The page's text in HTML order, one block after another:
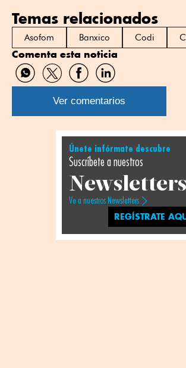
Temas relacionados
Asofom Banxico Codi
Comenta esta noticia
Compartir
por
WhatsApp
Compartir
por
Twitter
Compartir
por
Facebook
Compartir
por
Linkedin
Ver comentarios
Únete infórmate descubre
Suscríbete a nuestros
Newsletters
Ve a nuestros Newsletters
REGÍSTRATE